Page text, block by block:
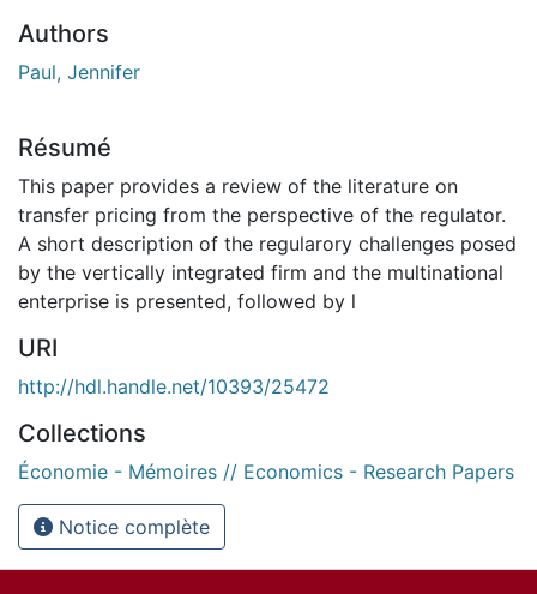
Authors
Paul, Jennifer
Résumé
This paper provides a review of the literature on
transfer pricing from the perspective of the regulator.
A short description of the regularory challenges posed
by the vertically integrated firm and the multinational
enterprise is presented, followed by l
URI
http://hdl.handle.net/10393/25472
Collections
Économie - Mémoires // Economics - Research Papers
Notice complète